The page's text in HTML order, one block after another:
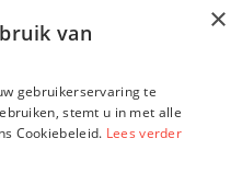
×
van
gebruikerservaring te
stemt u in met alle
Cookiebeleid. Lees verder